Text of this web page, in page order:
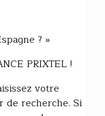
? »
PRIXTEL !
votre
de recherche. Si